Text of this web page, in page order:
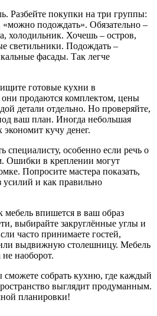
Разбейте покупки на три группы:
«можно подождать». Обязательно –
холодильник. Хочешь – остров,
светильники. Подождать –
фасады. Так легче
готовые кухни в
они продаются комплектом, цены
детали отдельно. Но проверяйте,
ваш план. Иногда небольшая
экономит кучу денег.
специалисту, особенно если речь о
Ошибки в креплении могут
Попросите мастера показать,
усилий и как правильно
мебель впишется в ваш образ
выбирайте закруглённые углы и
часто принимаете гостей,
выдвижную столешницу. Мебель
не наоборот.
сможете собрать кухню, где каждый
выглядит продуманным.
планировки!